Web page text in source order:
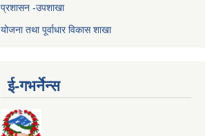
प्रशासन -उपशाखा
योजना तथा पूर्वाधार विकास शाखा
ई-गभर्नेन्स